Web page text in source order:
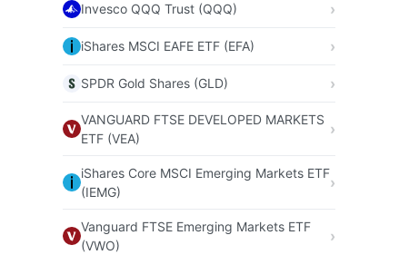
Invesco QQQ Trust (QQQ)
iShares MSCI EAFE ETF (EFA)
SPDR Gold Shares (GLD)
VANGUARD FTSE DEVELOPED MARKETS
ETF (VEA)
iShares Core MSCI Emerging Markets ETF
(IEMG)
Vanguard FTSE Emerging Markets ETF
(VWO)